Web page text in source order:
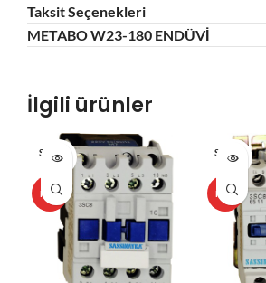
Taksit Seçenekleri
METABO W23-180 ENDÜVİ
İlgili ürünler
SOLD O
UT
HOT
SOLD O
UT
HOT